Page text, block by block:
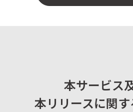
本サービス
本リリースに関